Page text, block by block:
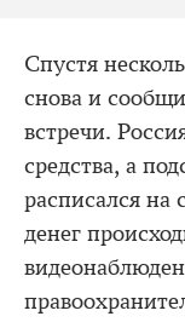
Спустя
снова и
встречи.
средства, а
расписался на
денег